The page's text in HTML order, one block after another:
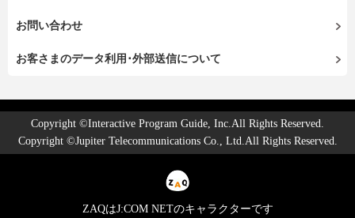
お問い合わせ
お客さまのデータ利用･外部送信について
Copyright ©Interactive Program Guide, Inc.All Rights Reserved.
Copyright ©Jupiter Telecommunications Co., Ltd.All Rights Reserved.
ZAQはJ:COM NETのキャラクターです